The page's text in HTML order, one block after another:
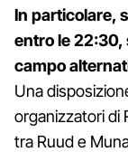
In particolare,
entro le 22:30,
campo
Una
organizzatori di
tra Ruud e